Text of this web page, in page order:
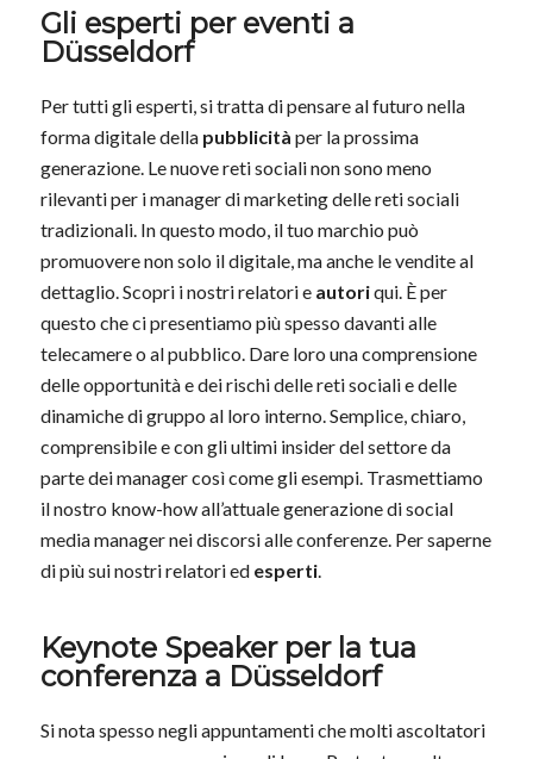
Gli esperti per eventi a
Düsseldorf
Per tutti gli esperti, si tratta di pensare al futuro nella
forma digitale della pubblicità per la prossima
generazione. Le nuove reti sociali non sono meno
rilevanti per i manager di marketing delle reti sociali
tradizionali. In questo modo, il tuo marchio può
promuovere non solo il digitale, ma anche le vendite al
dettaglio. Scopri i nostri relatori e autoriqui. È per
questo che ci presentiamo più spesso davanti alle
telecamere o al pubblico. Dare loro una comprensione
delle opportunità e dei rischi delle reti sociali e delle
dinamiche di gruppo al loro interno. Semplice, chiaro,
comprensibile e con gli ultimi insider del settore da
parte dei manager così come gli esempi. Trasmettiamo
il nostro know-how all’attuale generazione di social
media manager nei discorsi alle conferenze. Per saperne
di più sui nostri relatori ed esperti.
Keynote Speaker per la tua
conferenza a Düsseldorf
Si nota spesso negli appuntamenti che molti ascoltatori